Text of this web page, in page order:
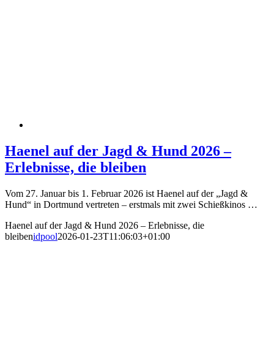
Haenel auf der Jagd & Hund 2026 –
Erlebnisse, die bleiben
Vom 27. Januar bis 1. Februar 2026 ist Haenel auf der „Jagd &
Hund“ in Dortmund vertreten – erstmals mit zwei Schießkinos …
Haenel auf der Jagd & Hund 2026 – Erlebnisse, die
bleibenidpool2026-01-23T11:06:03+01:00